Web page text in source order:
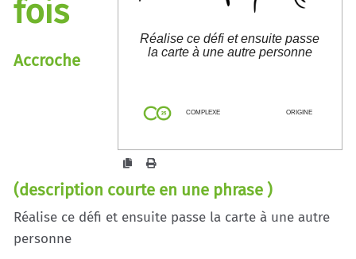
Réalise ce défi et ensuite passe
la carte à une autre personne
COMPLEXE ORIGINE
fois
Accroche
(description courte en une phrase )
Réalise ce défi et ensuite passe la carte à une autre
personne